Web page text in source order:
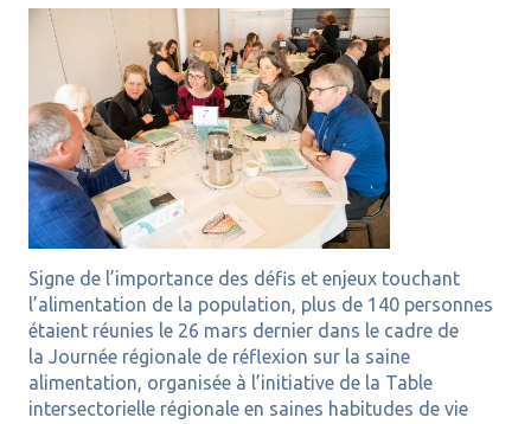
Signe de l’importance des défis et enjeux touchant
l’alimentation de la population, plus de 140 personnes
étaient réunies le 26 mars dernier dans le cadre de
la Journée régionale de réflexion sur la saine
alimentation, organisée à l’initiative de la Table
intersectorielle régionale en saines habitudes de vie